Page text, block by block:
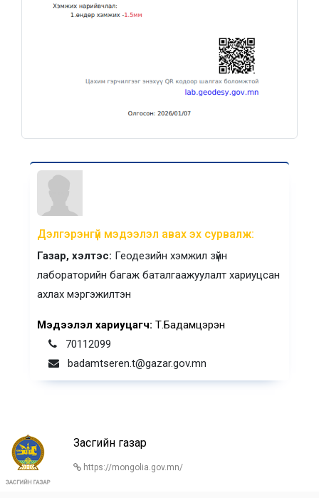
Дэлгэрэнгүй мэдээлэл авах эх сурвалж:
Газар, хэлтэс: Геодезийн хэмжил зүйн
лабораторийн багаж баталгаажуулалт хариуцсан
ахлах мэргэжилтэн
Мэдээлэл хариуцагч: Т.Бадамцэрэн
70112099
badamtseren.t@gazar.gov.mn
Засгийн газар
https://mongolia.gov.mn/